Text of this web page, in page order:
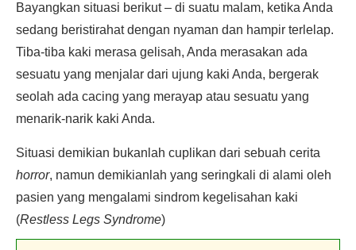
Bayangkan situasi berikut – di suatu malam, ketika Anda
sedang beristirahat dengan nyaman dan hampir terlelap.
Tiba-tiba kaki merasa gelisah, Anda merasakan ada
sesuatu yang menjalar dari ujung kaki Anda, bergerak
seolah ada cacing yang merayap atau sesuatu yang
menarik-narik kaki Anda.
Situasi demikian bukanlah cuplikan dari sebuah cerita
horror, namun demikianlah yang seringkali di alami oleh
pasien yang mengalami sindrom kegelisahan kaki
(Restless Legs Syndrome)